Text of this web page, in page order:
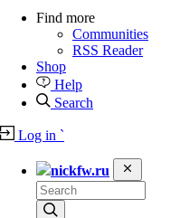
Find more
Communities
RSS Reader
Shop
Help
Search
Log in `
nickfw.ru